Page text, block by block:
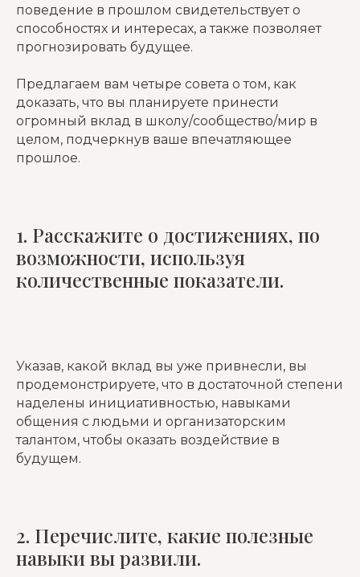
поведение в прошлом свидетельствует о
способностях и интересах, а также позволяет
прогнозировать будущее.
Предлагаем вам четыре совета о том, как
доказать, что вы планируете принести
огромный вклад в школу/сообщество/мир в
целом, подчеркнув ваше впечатляющее
прошлое.
1. Расскажите о достижениях, по
возможности, используя
количественные показатели.
Указав, какой вклад вы уже привнесли, вы
продемонстрируете, что в достаточной степени
наделены инициативностью, навыками
общения с людьми и организаторским
талантом, чтобы оказать воздействие в
будущем.
2. Перечислите, какие полезные
навыки вы развили.